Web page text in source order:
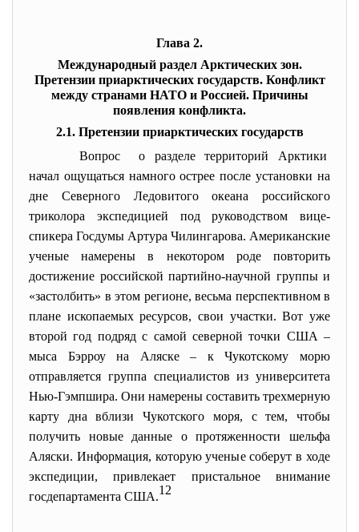
Глава 2.
Международный раздел Арктических зон.
Претензии приарктических государств. Конфликт
между странами НАТО и Россией. Причины
появления конфликта.
2.1. Претензии приарктических государств
Вопрос о разделе территорий Арктики
начал ощущаться намного острее после установки на
дне Северного Ледовитого океана российского
триколора экспедицией под руководством вице-
спикера Госдумы Артура Чилингарова. Американские
ученые намерены в некотором роде повторить
достижение российской партийно-научной группы и
«застолбить» в этом регионе, весьма перспективном в
плане ископаемых ресурсов, свои участки. Вот уже
второй год подряд с самой северной точки США –
мыса Бэрроу на Аляске – к Чукотскому морю
отправляется группа специалистов из университета
Нью-Гэмпшира. Они намерены составить трехмерную
карту дна вблизи Чукотского моря, с тем, чтобы
получить новые данные о протяженности шельфа
Аляски. Информация, которую ученые соберут в ходе
экспедиции, привлекает пристальное внимание
госдепартамента США.12